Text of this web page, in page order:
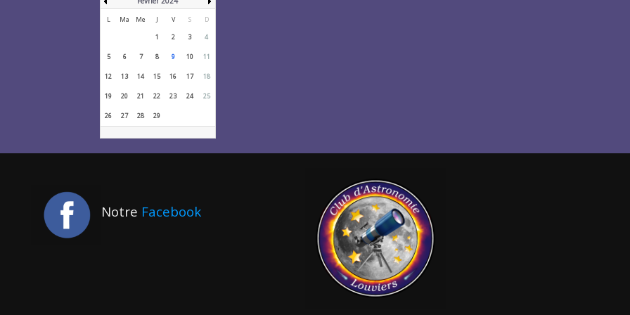
L Ma Me J V S
D
1
2 3 4
5 6 7 8 9 10 11
12 13 14 15 16 17 18
19 20 21 22 23 24 25
26 27 28 29
Notre Facebook